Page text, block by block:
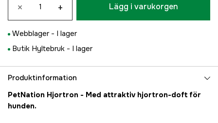
× + Lägg i varukorgen
Webblager - I lager
Butik Hyltebruk - I lager
Produktinformation
PetNation Hjortron - Med attraktiv hjortron-doft för
hunden.